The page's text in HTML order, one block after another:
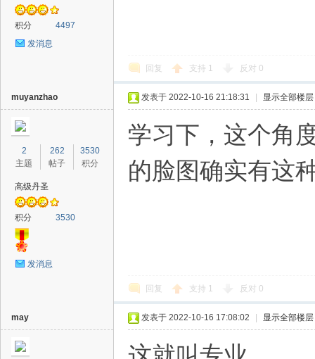
积分
4497
发消息
回复 支持 1 反对 0
muyanzhao
2
主题
262
帖子
3530
积分
高级丹圣
积分 3530
发消息
发表于 2022-10-16 21:18:31 显示全部楼层
学习下，这个角
的脸图确实有这
回复 支持 1 反对 0
may 发表于 2022-10-16 17:08:02 显示全部楼层